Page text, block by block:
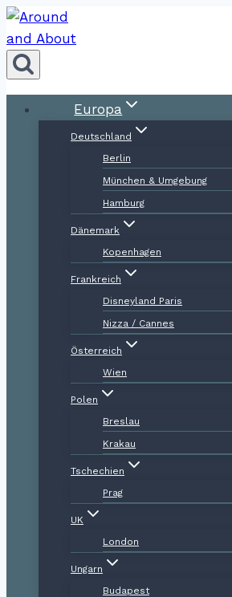
Zum
Inhalt
springen
Europa
Deutschland
Berlin
München & Umgebung
Hamburg
Dänemark
Kopenhagen
Frankreich
Disneyland Paris
Nizza / Cannes
Österreich
Wien
Polen
Breslau
Krakau
Tschechien
Prag
UK
London
Ungarn
Budapest